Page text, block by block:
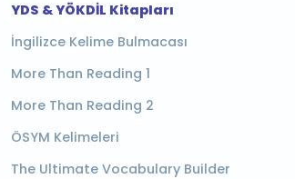
YDS & YÖKDİL Kitapları
İngilizce Kelime Bulmacası
More Than Reading 1
More Than Reading 2
ÖSYM Kelimeleri
The Ultimate Vocabulary Builder